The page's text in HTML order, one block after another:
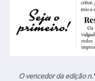
O vencedor da edição